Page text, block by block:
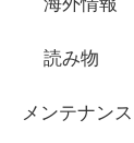
読み物
メンテナンス